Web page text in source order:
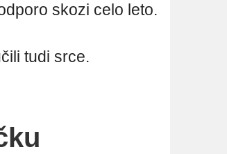
skozi celo leto.
tudi srce.